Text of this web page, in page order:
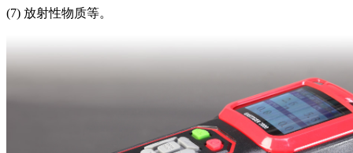
(7) 放射性物质等。